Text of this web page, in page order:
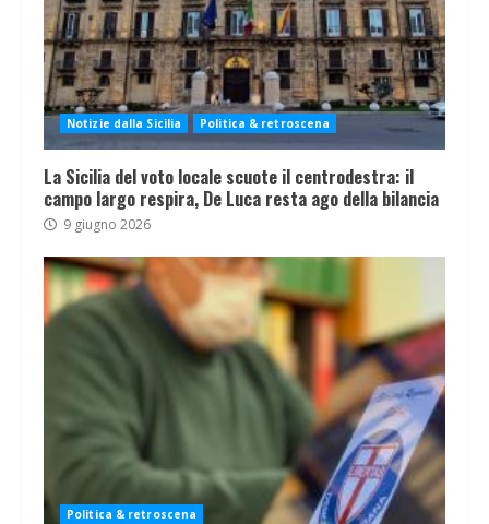
Notizie dalla Sicilia Politica & retroscena
La Sicilia del voto locale scuote il centrodestra: il
campo largo respira, De Luca resta ago della bilancia
9 giugno 2026
Politica & retroscena